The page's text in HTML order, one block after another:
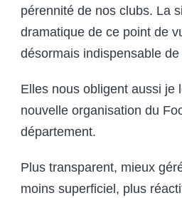
pérennité de nos clubs. La
dramatique de ce point de
désormais indispensable
Elles nous obligent aussi je
nouvelle organisation du
département.
Plus transparent, mieux
moins superficiel, plus